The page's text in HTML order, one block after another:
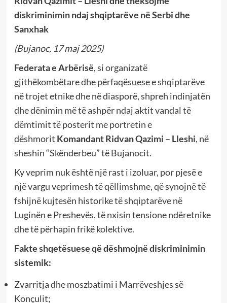
diskriminimin ndaj shqiptarëve në Serbi dhe
Sanxhak
(Bujanoc, 17 maj 2025)
Federata e Arbërisë, si organizatë
gjithëkombëtare dhe përfaqësuese e shqiptarëve
në trojet etnike dhe në diasporë, shpreh indinjatën
dhe dënimin më të ashpër ndaj aktit vandal të
dëmtimit të posterit me portretin e
dëshmorit Komandant Ridvan Qazimi – Lleshi, në
sheshin “Skënderbeu” të Bujanocit.
Ky veprim nuk është një rast i izoluar, por pjesë e
një vargu veprimesh të qëllimshme, që synojnë të
fshijnë kujtesën historike të shqiptarëve në
Luginën e Preshevës, të nxisin tensione ndëretnike
dhe të përhapin frikë kolektive.
Fakte shqetësuese që dëshmojnë diskriminimin
sistemik:
Zvarritja dhe moszbatimi i Marrëveshjes së
Konçulit;